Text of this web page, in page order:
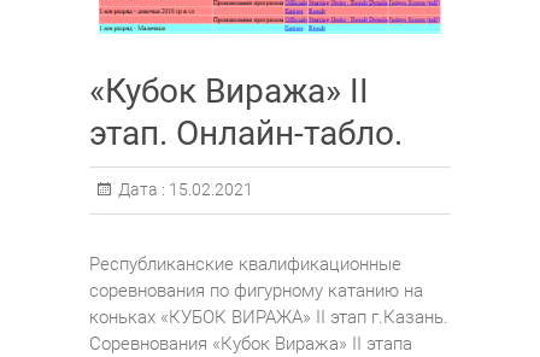
«Кубок Виража» II
этап. Онлайн-табло.
Дата : 15.02.2021
Республиканские квалификационные
соревнования по фигурному катанию на
коньках «КУБОК ВИРАЖА» II этап г.Казань.
Соревнования «Кубок Виража» II этапа